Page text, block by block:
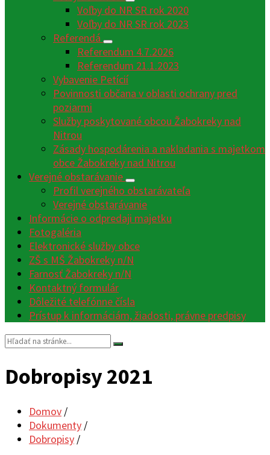
Voľby do NR SR rok 2020
Voľby do NR SR rok 2023
Referendá
Referendum 4.7.2026
Referendum 21.1.2023
Vybavenie Petícií
Povinnosti občana v oblasti ochrany pred
poziarmi
Služby poskytované obcou Žabokreky nad
Nitrou
Zásady hospodárenia a nakladania s majetkom
obce Žabokreky nad Nitrou
Verejné obstarávanie
Profil verejného obstarávateľa
Verejné obstarávanie
Informácie o odpredaji majetku
Fotogaléria
Elektronické služby obce
ZŠ s MŠ Žabokreky n/N
Farnosť Žabokreky n/N
Kontaktný formulár
Dôležité telefónne čísla
Prístup k informáciám, žiadosti, právne predpisy
Vyhľadávanie:
Dobropisy 2021
Domov /
Dokumenty /
Dobropisy /